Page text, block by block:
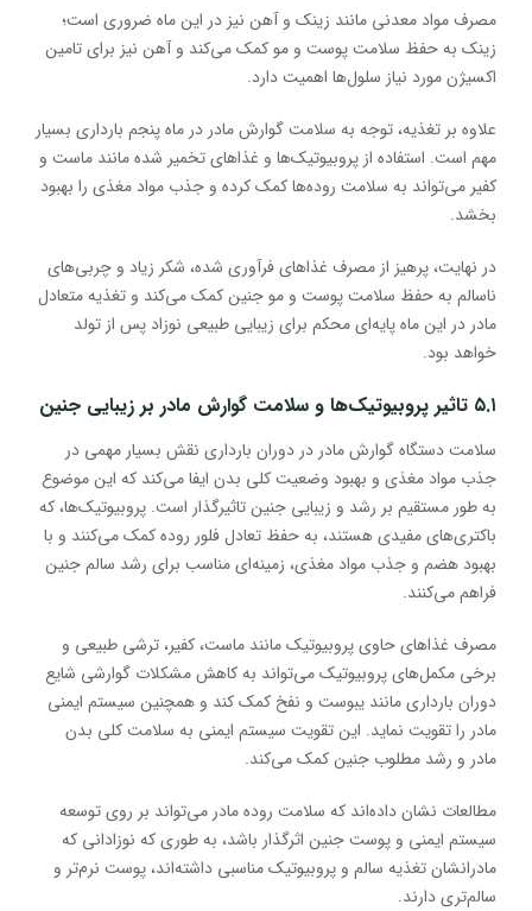
مصرف مواد معدنی مانند زینک و آهن نیز در این ماه ضروری است؛
زینک به حفظ سلامت پوست و مو کمک می‌کند و آهن نیز برای تامین
اکسیژن مورد نیاز سلول‌ها اهمیت دارد.
علاوه بر تغذیه، توجه به سلامت گوارش مادر در ماه پنجم بارداری بسیار
مهم است. استفاده از پروبیوتیک‌ها و غذاهای تخمیر شده مانند ماست و
کفیر می‌تواند به سلامت روده‌ها کمک کرده و جذب مواد مغذی را بهبود
بخشد.
در نهایت، پرهیز از مصرف غذاهای فرآوری شده، شکر زیاد و چربی‌های
ناسالم به حفظ سلامت پوست و مو جنین کمک می‌کند و تغذیه متعادل
مادر در این ماه پایه‌ای محکم برای زیبایی طبیعی نوزاد پس از تولد
خواهد بود.
۵.۱ تاثیر پروبیوتیک‌ها و سلامت گوارش مادر بر زیبایی جنین
سلامت دستگاه گوارش مادر در دوران بارداری نقش بسیار مهمی در
جذب مواد مغذی و بهبود وضعیت کلی بدن ایفا می‌کند که این موضوع
به طور مستقیم بر رشد و زیبایی جنین تاثیرگذار است. پروبیوتیک‌ها، که
باکتری‌های مفیدی هستند، به حفظ تعادل فلور روده کمک می‌کنند و با
بهبود هضم و جذب مواد مغذی، زمینه‌ای مناسب برای رشد سالم جنین
فراهم می‌کنند.
مصرف غذاهای حاوی پروبیوتیک مانند ماست، کفیر، ترشی طبیعی و
برخی مکمل‌های پروبیوتیک می‌تواند به کاهش مشکلات گوارشی شایع
دوران بارداری مانند یبوست و نفخ کمک کند و همچنین سیستم ایمنی
مادر را تقویت نماید. این تقویت سیستم ایمنی به سلامت کلی بدن
مادر و رشد مطلوب جنین کمک می‌کند.
مطالعات نشان داده‌اند که سلامت روده مادر می‌تواند بر روی توسعه
سیستم ایمنی و پوست جنین اثرگذار باشد، به طوری که نوزادانی که
مادرانشان تغذیه سالم و پروبیوتیک مناسبی داشته‌اند، پوست نرم‌تر و
سالم‌تری دارند.